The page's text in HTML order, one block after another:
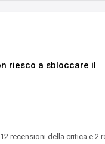
riesco a sbloccare il
recensioni della critica e 2